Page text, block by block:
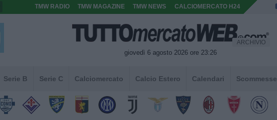
TMW RADIO TMW MAGAZINE TMW NEWS CALCIOMERCATO H24
giovedì 6 agosto 2026 ore 23:26
ARCHIVIO
Serie B Serie C Calciomercato Calcio Estero Calendari Scommesse